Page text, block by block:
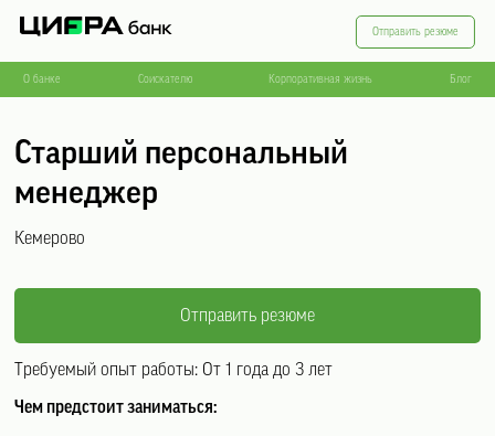
О банке Соискателю Корпоративная жизнь Блог
Отправить резюме
Старший персональный
менеджер
Кемерово
Отправить резюме
Требуемый опыт работы: От 1 года до 3 лет
Чем предстоит заниматься: